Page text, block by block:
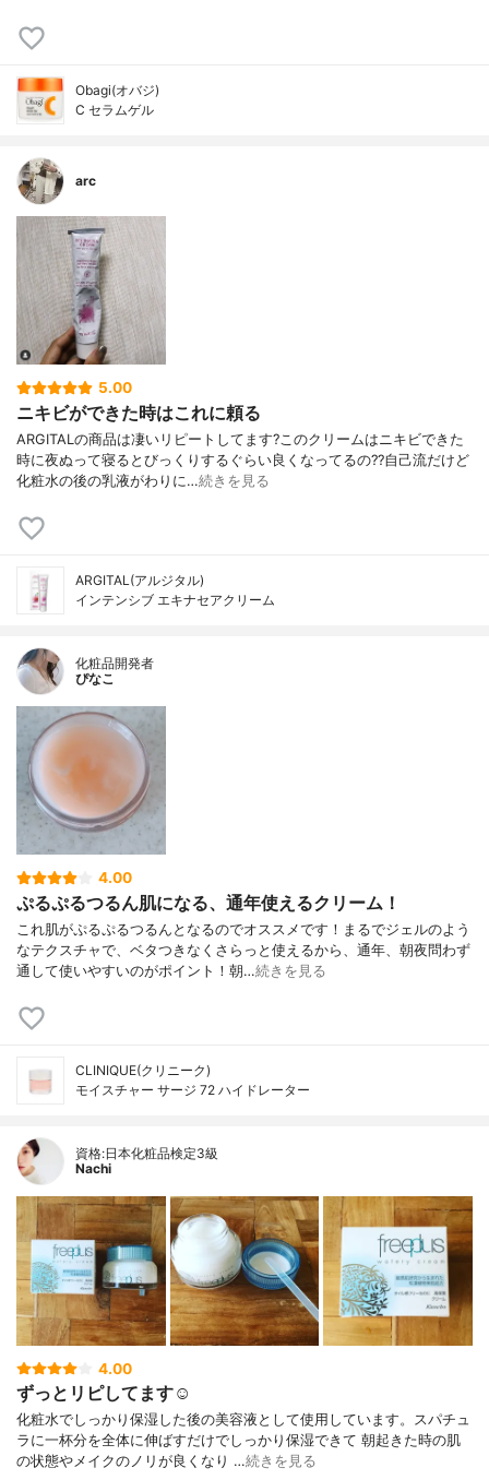
Obagi(オバジ)
C セラムゲル
arc
5.00
ニキビができた時はこれに頼る
ARGITALの商品は凄いリピートしてます?このクリームはニキビできた
時に夜ぬって寝るとびっくりするぐらい良くなってるの??自己流だけど
化粧水の後の乳液がわりに…続きを見る
ARGITAL(アルジタル)
インテンシブ エキナセアクリーム
化粧品開発者
ぴなこ
4.00
ぷるぷるつるん肌になる、通年使えるクリーム！
これ肌がぷるぷるつるんとなるのでオススメです！まるでジェルのよう
なテクスチャで、ベタつきなくさらっと使えるから、通年、朝夜問わず
通して使いやすいのがポイント！朝…続きを見る
CLINIQUE(クリニーク)
モイスチャー サージ 72 ハイドレーター
資格:日本化粧品検定3級
Nachi
4.00
ずっとリピしてます☺︎
化粧水でしっかり保湿した後の美容液として使用しています。スパチュ
ラに一杯分を全体に伸ばすだけでしっかり保湿できて 朝起きた時の肌
の状態やメイクのノリが良くなり …続きを見る